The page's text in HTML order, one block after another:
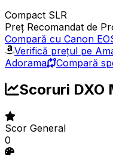
Compact SLR
Preț Recomandat de
Compară cu Canon
Verifică prețul pe
Adorama
Compară
Scoruri DXO
Scor General
0